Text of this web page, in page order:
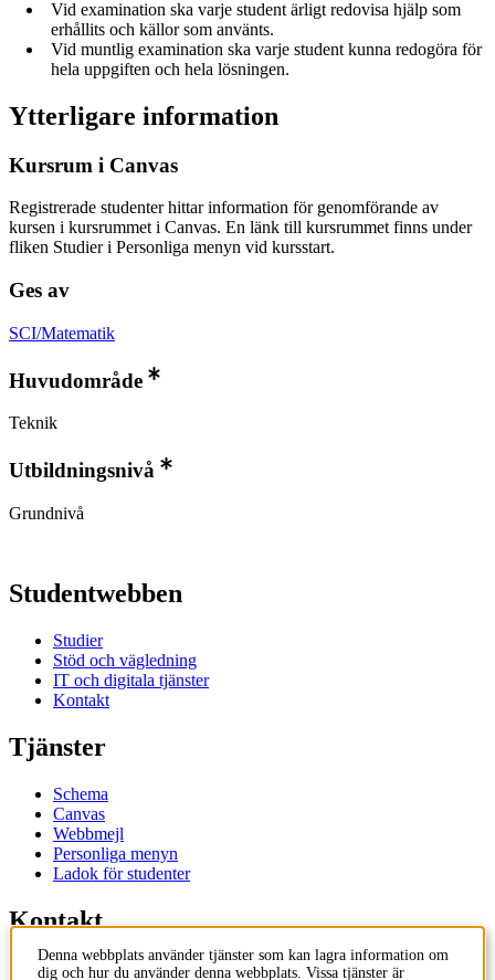
Vid examination ska varje student ärligt redovisa hjälp som
erhållits och källor som använts.
Vid muntlig examination ska varje student kunna redogöra för
hela uppgiften och hela lösningen.
Ytterligare information
Kursrum i Canvas
Registrerade studenter hittar information för genomförande av
kursen i kursrummet i Canvas. En länk till kursrummet finns under
fliken Studier i Personliga menyn vid kursstart.
Ges av
SCI/Matematik
Huvudområde
Teknik
Utbildningsnivå
Grundnivå
Studentwebben
Studier
Stöd och vägledning
IT och digitala tjänster
Kontakt
Tjänster
Schema
Canvas
Webbmejl
Personliga menyn
Ladok för studenter
Kontakt
Kontakta utbildningsprogram
Denna webbplats använder tjänster som kan lagra information om
dig och hur du använder denna webbplats. Vissa tjänster är